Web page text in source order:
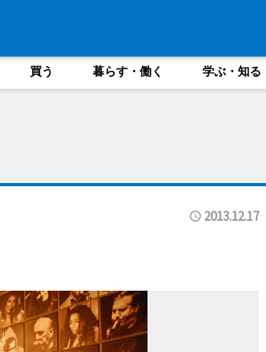
買う 暮らす・働く 学ぶ・知る
2013.12.17